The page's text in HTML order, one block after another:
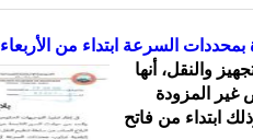
السرعة ابتداء من الأربعاء
والنقل، أنها
غير المزودة
ابتداء من فاتح